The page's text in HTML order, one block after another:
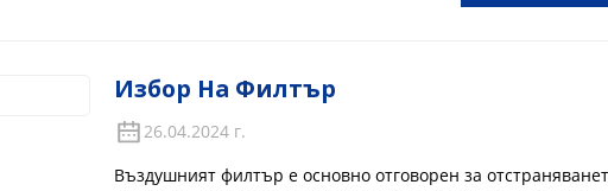
Избор На Филтър
26.04.2024 г.
Въздушният филтър е основно отговорен за